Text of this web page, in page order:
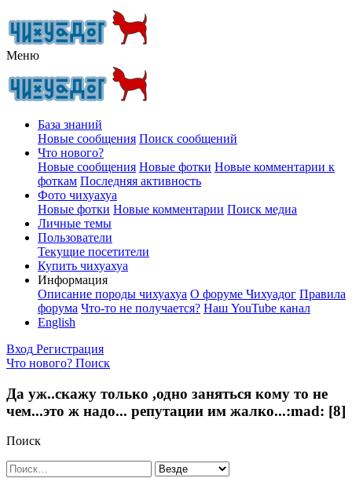
Меню
База знаний
Новые сообщения Поиск сообщений
Что нового?
Новые сообщения Новые фотки Новые комментарии к
фоткам Последняя активность
Фото чихуахуа
Новые фотки Новые комментарии Поиск медиа
Личные темы
Пользователи
Текущие посетители
Купить чихуахуа
Информация
Описание породы чихуахуа О форуме Чихуадог Правила
форума Что-то не получается? Наш YouTube канал
English
Вход Регистрация
Что нового? Поиск
Да уж..скажу только ,одно заняться кому то не
чем...это ж надо... репутации им жалко...:mad: [8]
Поиск